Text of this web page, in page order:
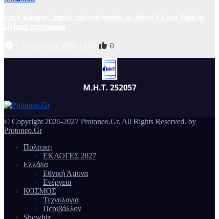
0
Μ.Η.Τ. 252057
© Copyright 2025-2027 Protoneo.Gr. All Rights Reserved. by
Protoneo.Gr
Πολιτικη
ΕΚΛΟΓΕΣ 2027
Ελλάδα
Εθνική Άμυνα
Ενέργεια
ΚΟΣΜΟΣ
Τεχνολογια
Περιβάλλον
Showbiz